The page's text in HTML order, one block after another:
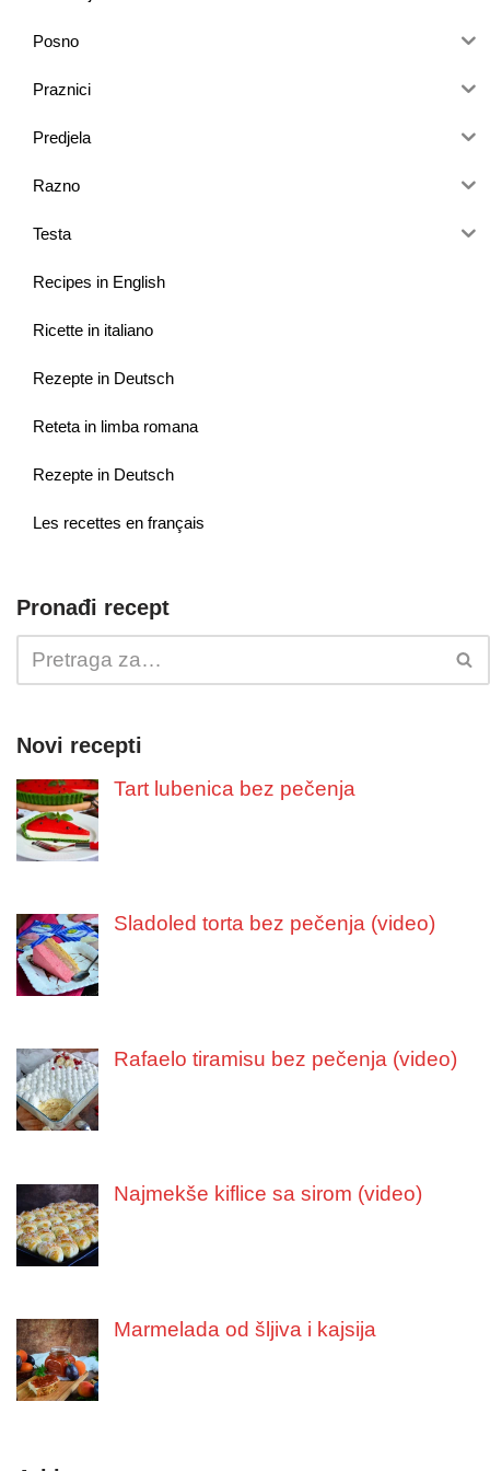
Posno
Praznici
Predjela
Razno
Testa
Recipes in English
Ricette in italiano
Rezepte in Deutsch
Reteta in limba romana
Rezepte in Deutsch
Les recettes en français
Pronađi recept
Novi recepti
Tart lubenica bez pečenja
Sladoled torta bez pečenja (video)
Rafaelo tiramisu bez pečenja (video)
Najmekše kiflice sa sirom (video)
Marmelada od šljiva i kajsija